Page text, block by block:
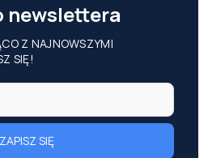
newslettera
Z NAJNOWSZYMI
SIĘ!
ZAPISZ SIĘ